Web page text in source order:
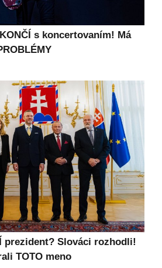
s koncertovaním! Má
prezident? Slováci rozhodli!
TOTO meno